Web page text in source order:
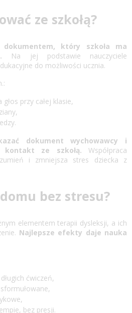
ze szkołą?
który szkoła ma
Na jej podstawie nauczyciele
do możliwości ucznia.
przy całej klasie,
dokument wychowawcy i
kontakt ze szkołą. Współpraca
i zmniejsza stres dziecka z
bez stresu?
elementem terapii dysleksji, a ich
Najlepsze efekty daje nauka
ćwiczeń,
bez presji.